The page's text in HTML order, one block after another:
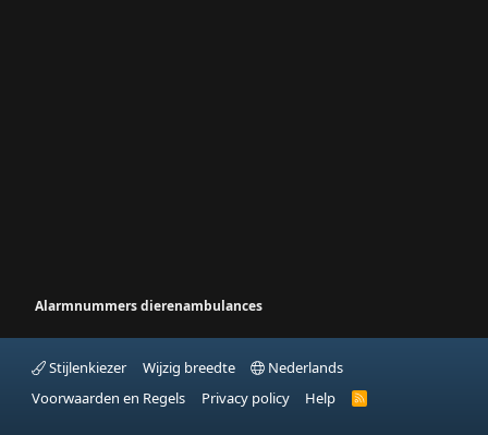
Alarmnummers dierenambulances
Stijlenkiezer Wijzig breedte
Nederlands
Voorwaarden en Regels
Privacy policy Help
R